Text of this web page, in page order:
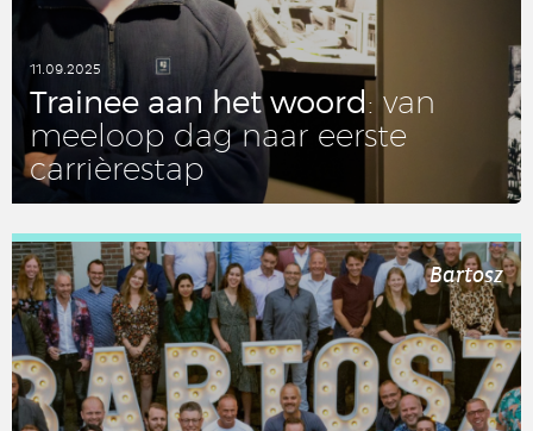
11.09.2025
Trainee aan het woord: van
meeloop dag naar eerste
carrièrestap
LEES DIT ARTIKEL
Bartosz